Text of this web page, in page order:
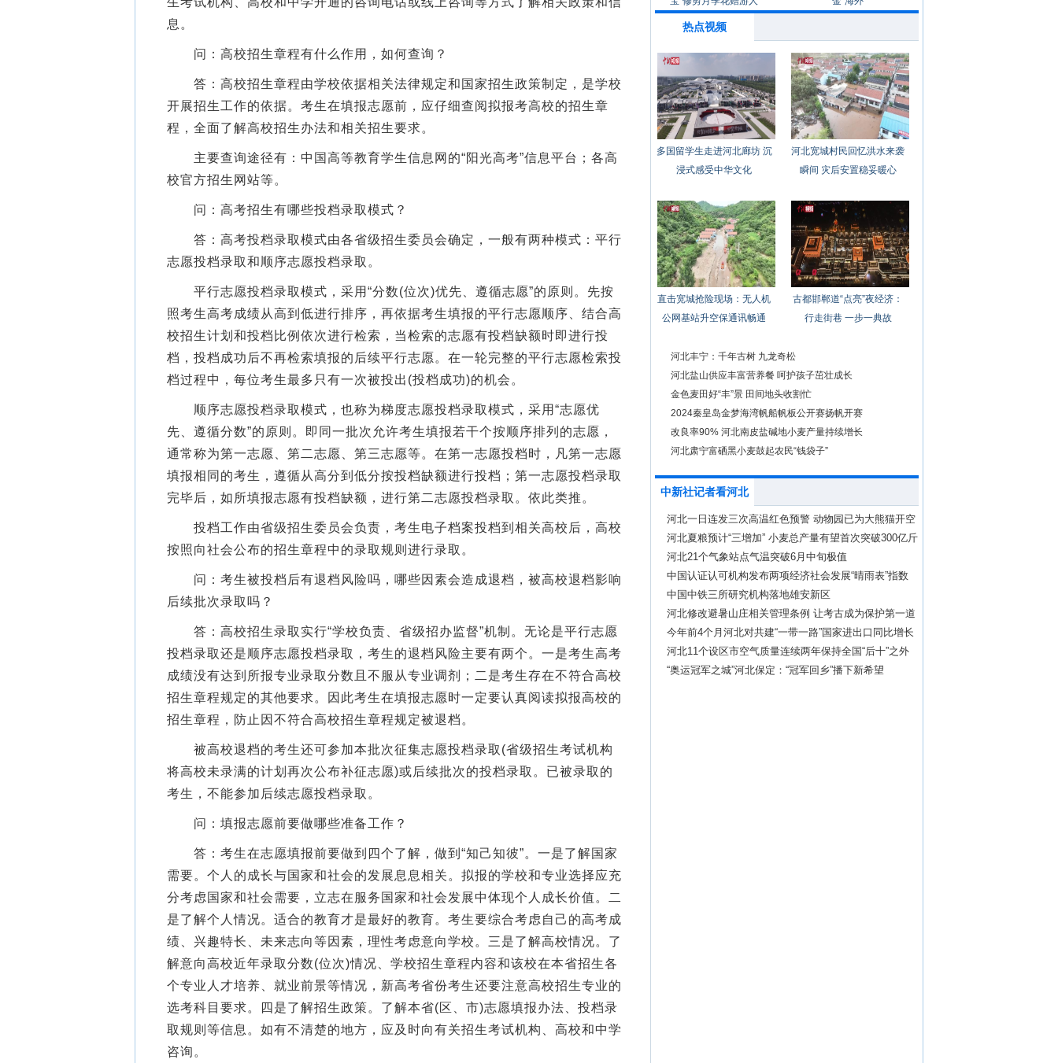
息。
问：高校招生章程有什么作用，如何查询？
答：高校招生章程由学校依据相关法律规定和国家招生政策制定，是学校
开展招生工作的依据。考生在填报志愿前，应仔细查阅拟报考高校的招生章
程，全面了解高校招生办法和相关招生要求。
主要查询途径有：中国高等教育学生信息网的“阳光高考”信息平台；各高
校官方招生网站等。
问：高考招生有哪些投档录取模式？
答：高考投档录取模式由各省级招生委员会确定，一般有两种模式：平行
志愿投档录取和顺序志愿投档录取。
平行志愿投档录取模式，采用“分数(位次)优先、遵循志愿”的原则。先按
照考生高考成绩从高到低进行排序，再依据考生填报的平行志愿顺序、结合高
校招生计划和投档比例依次进行检索，当检索的志愿有投档缺额时即进行投
档，投档成功后不再检索填报的后续平行志愿。在一轮完整的平行志愿检索投
档过程中，每位考生最多只有一次被投出(投档成功)的机会。
顺序志愿投档录取模式，也称为梯度志愿投档录取模式，采用“志愿优
先、遵循分数”的原则。即同一批次允许考生填报若干个按顺序排列的志愿，
通常称为第一志愿、第二志愿、第三志愿等。在第一志愿投档时，凡第一志愿
填报相同的考生，遵循从高分到低分按投档缺额进行投档；第一志愿投档录取
完毕后，如所填报志愿有投档缺额，进行第二志愿投档录取。依此类推。
投档工作由省级招生委员会负责，考生电子档案投档到相关高校后，高校
按照向社会公布的招生章程中的录取规则进行录取。
问：考生被投档后有退档风险吗，哪些因素会造成退档，被高校退档影响
后续批次录取吗？
答：高校招生录取实行“学校负责、省级招办监督”机制。无论是平行志愿
投档录取还是顺序志愿投档录取，考生的退档风险主要有两个。一是考生高考
成绩没有达到所报专业录取分数且不服从专业调剂；二是考生存在不符合高校
招生章程规定的其他要求。因此考生在填报志愿时一定要认真阅读拟报高校的
招生章程，防止因不符合高校招生章程规定被退档。
被高校退档的考生还可参加本批次征集志愿投档录取(省级招生考试机构
将高校未录满的计划再次公布补征志愿)或后续批次的投档录取。已被录取的
考生，不能参加后续志愿投档录取。
问：填报志愿前要做哪些准备工作？
答：考生在志愿填报前要做到四个了解，做到“知己知彼”。一是了解国家
需要。个人的成长与国家和社会的发展息息相关。拟报的学校和专业选择应充
分考虑国家和社会需要，立志在服务国家和社会发展中体现个人成长价值。二
是了解个人情况。适合的教育才是最好的教育。考生要综合考虑自己的高考成
绩、兴趣特长、未来志向等因素，理性考虑意向学校。三是了解高校情况。了
解意向高校近年录取分数(位次)情况、学校招生章程内容和该校在本省招生各
个专业人才培养、就业前景等情况，新高考省份考生还要注意高校招生专业的
选考科目要求。四是了解招生政策。了解本省(区、市)志愿填报办法、投档录
取规则等信息。如有不清楚的地方，应及时向有关招生考试机构、高校和中学
咨询。
热点视频
多国留学生走进河北廊坊 沉
浸式感受中华文化
河北宽城村民回忆洪水来袭
瞬间 灾后安置稳妥暖心
直击宽城抢险现场：无人机
公网基站升空保通讯畅通
古都邯郸道“点亮”夜经济：
行走街巷 一步一典故
河北丰宁：千年古树 九龙奇松
河北盐山供应丰富营养餐 呵护孩子茁壮成长
金色麦田好“丰”景 田间地头收割忙
2024秦皇岛金梦海湾帆船帆板公开赛扬帆开赛
改良率90% 河北南皮盐碱地小麦产量持续增长
河北肃宁富硒黑小麦鼓起农民“钱袋子”
中新社记者看河北
河北一日连发三次高温红色预警 动物园已为大熊猫开空
调
河北夏粮预计“三增加” 小麦总产量有望首次突破300亿斤
河北21个气象站点气温突破6月中旬极值
中国认证认可机构发布两项经济社会发展“晴雨表”指数
中国中铁三所研究机构落地雄安新区
河北修改避暑山庄相关管理条例 让考古成为保护第一道
防线
今年前4个月河北对共建“一带一路”国家进出口同比增长
10.8%
河北11个设区市空气质量连续两年保持全国“后十”之外
“奥运冠军之城”河北保定：“冠军回乡”播下新希望